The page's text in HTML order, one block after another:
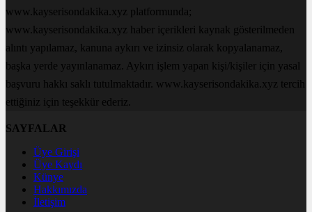
www.kayserisondakika.xyz platformunda;
www.kayserisondakika.xyz haber içerikleri kaynak gösterilmeden
alıntı yapılamaz, kanuna aykırı ve izinsiz olarak kopyalanamaz,
başka yerde yayınlanamaz. Aykırı işlem yapan kişi/kişiler için yasal
başvuru hakkı saklı tutulmaktadır. www.kayserisondakika.xyz tercih
ettiğiniz için teşekkür ederiz.
SAYFALAR
Üye Girişi
Üye Kaydı
Künye
Hakkımızda
İletişim